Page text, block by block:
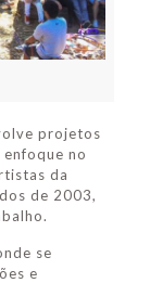
projetos
no
da
de 2003,
se
e